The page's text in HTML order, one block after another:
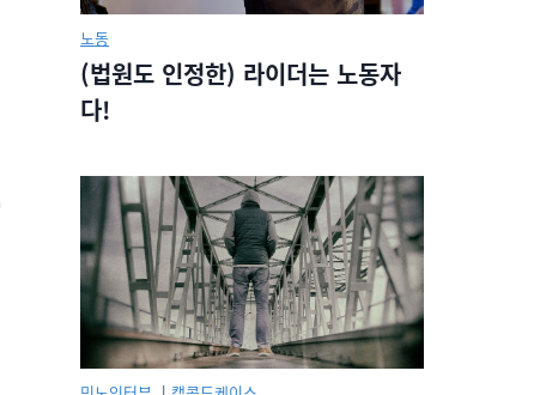
노동
(법원도 인정한) 라이더는 노동자
다!